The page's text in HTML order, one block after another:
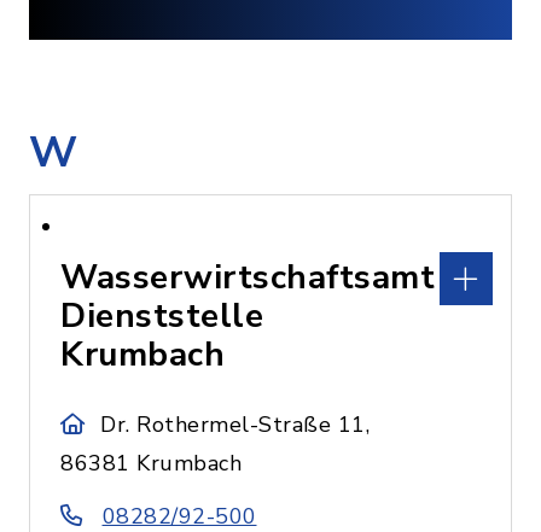
W
Wasserwirtschaftsamt
Dienststelle
Krumbach
Dr. Rothermel-Straße 11,
86381 Krumbach
08282/92-500